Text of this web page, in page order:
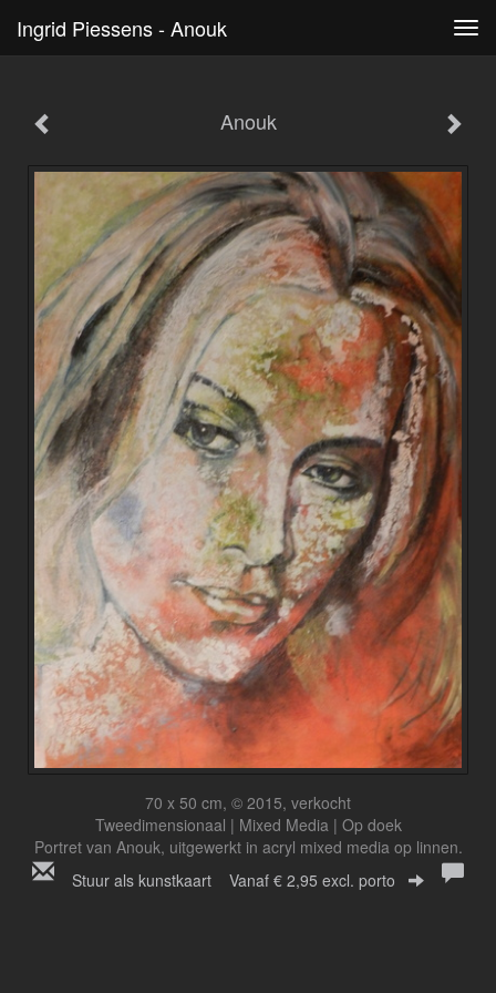
Ingrid Piessens - Anouk
Anouk
70 x 50 cm, © 2015, verkocht
Tweedimensionaal | Mixed Media | Op doek
Portret van Anouk, uitgewerkt in acryl mixed media op linnen.
Stuur als kunstkaart Vanaf € 2,95 excl. porto